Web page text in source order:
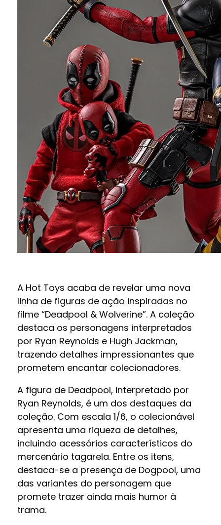
A Hot Toys acaba de revelar uma nova
linha de figuras de ação inspiradas no
filme “Deadpool & Wolverine”. A coleção
destaca os personagens interpretados
por Ryan Reynolds e Hugh Jackman,
trazendo detalhes impressionantes que
prometem encantar colecionadores.
A figura de Deadpool, interpretado por
Ryan Reynolds, é um dos destaques da
coleção. Com escala 1/6, o colecionável
apresenta uma riqueza de detalhes,
incluindo acessórios característicos do
mercenário tagarela. Entre os itens,
destaca-se a presença de Dogpool, uma
das variantes do personagem que
promete trazer ainda mais humor à
trama.